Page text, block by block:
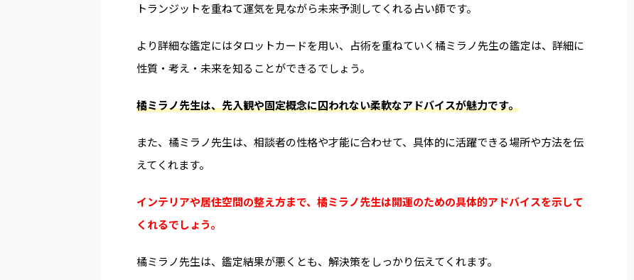
トランジットを重ねて運気を見ながら未来予測してくれる占い師です。
より詳細な鑑定にはタロットカードを用い、占術を重ねていく橘ミラノ先生の鑑定は、詳細に
性質・考え・未来を知ることができるでしょう。
橘ミラノ先生は、先入観や固定概念に囚われない柔軟なアドバイスが魅力です。
また、橘ミラノ先生は、相談者の性格や才能に合わせて、具体的に活躍できる場所や方法を伝
えてくれます。
インテリアや居住空間の整え方まで、橘ミラノ先生は開運のための具体的アドバイスを示して
くれるでしょう。
橘ミラノ先生は、鑑定結果が悪くとも、解決策をしっかり伝えてくれます。